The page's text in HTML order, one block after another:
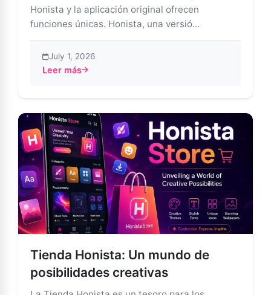
Honista y la aplicación original ofrecen
funciones únicas. Honista, una versió...
July 1, 2026
Leer más
about Honista vs. Instagram: Una comparación
Tienda Honista: Un mundo de
posibilidades creativas